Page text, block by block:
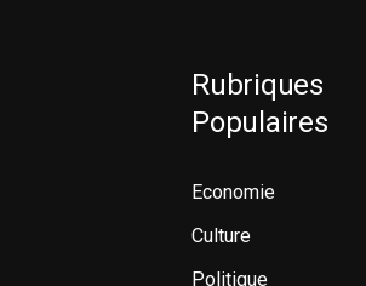
Rubriques
Populaires
Economie
Culture
Politique